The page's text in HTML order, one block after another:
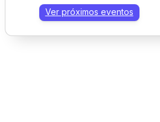
Ver próximos eventos